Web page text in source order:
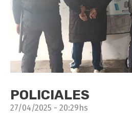
POLICIALES
27/04/2025 - 20:29hs